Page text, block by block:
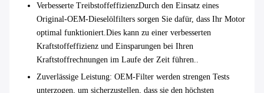
Verbesserte TreibstoffeffizienzDurch den Einsatz eines
Original-OEM-Dieselölfilters sorgen Sie dafür, dass Ihr Motor
optimal funktioniert.Dies kann zu einer verbesserten
Kraftstoffeffizienz und Einsparungen bei Ihren
Kraftstoffrechnungen im Laufe der Zeit führen..
Zuverlässige Leistung: OEM-Filter werden strengen Tests
unterzogen, um sicherzustellen, dass sie den höchsten